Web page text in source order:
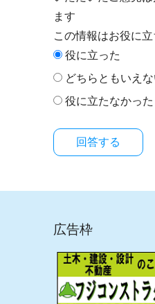
ます
この情報はお役に
役に立った
どちらともいえ
役に立たなかった
広告枠